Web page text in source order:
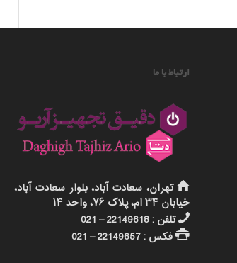
ارتباط با ما
تهران، سعادت آباد، بلوار سعادت آباد،
خیابان ۳۴ ام، پلاک ۷۶، واحد ۱۴
تلفن : 22149618 – 021
فکس : 22149657 – 021